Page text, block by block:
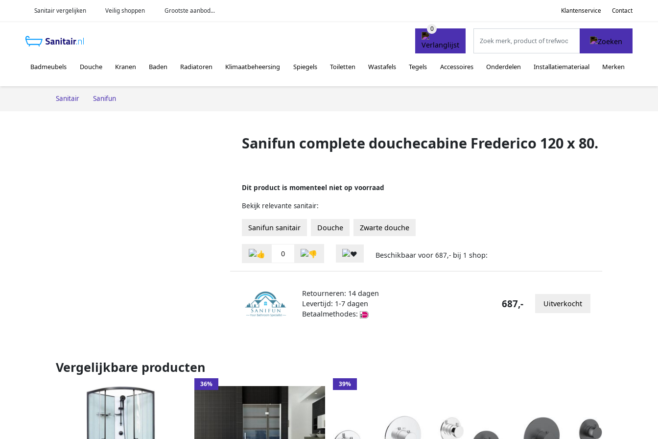
Sanitair vergelijken Veilig shoppen Grootste aanbod... Klantenservice Contact
Badmeubels Douche Kranen Baden Radiatoren Klimaatbeheersing Spiegels Toiletten Wastafels Tegels Accessoires Onderdelen Installatiemateriaal Merken
Sanitair Sanifun
Sanifun complete douchecabine Frederico 120 x 80.
Dit product is momenteel niet op voorraad
Bekijk relevante sanitair:
Sanifun sanitair Douche Zwarte douche
0 Beschikbaar voor 687,- bij 1 shop:
Retourneren: 14 dagen
Levertijd: 1-7 dagen
Betaalmethodes:
687,- Uitverkocht
Vergelijkbare producten
36% 39%